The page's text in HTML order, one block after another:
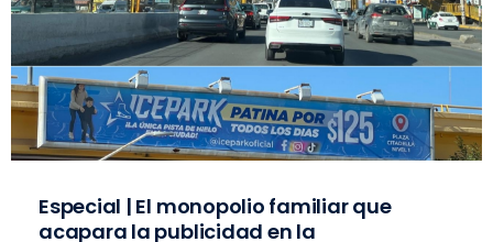
Especial | El monopolio familiar que
acapara la publicidad en la